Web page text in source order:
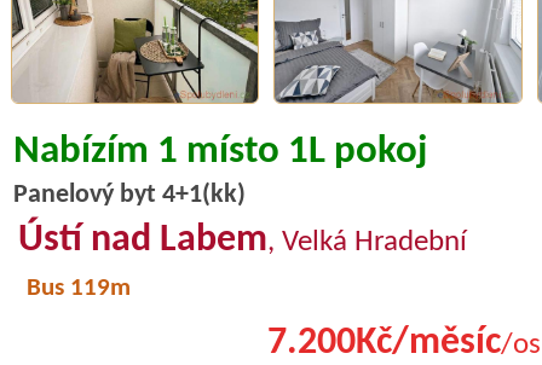
Nabízím 1 místo 1L pokoj
Panelový byt 4+1(kk)
Ústí nad Labem, Velká Hradební
Bus 119m
7.200Kč/měsíc/